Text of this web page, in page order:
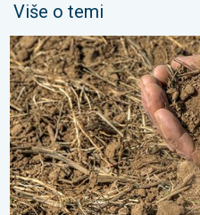
Više o temi
Toplina isušuje tlo sve većom